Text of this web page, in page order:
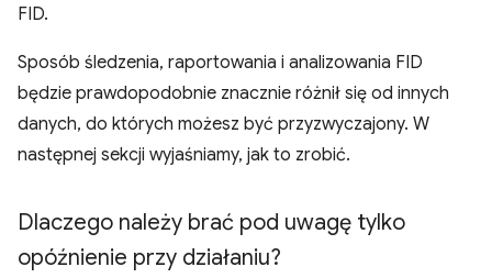
FID.
Sposób śledzenia, raportowania i analizowania FID
będzie prawdopodobnie znacznie różnił się od innych
danych, do których możesz być przyzwyczajony. W
następnej sekcji wyjaśniamy, jak to zrobić.
Dlaczego należy brać pod uwagę tylko
opóźnienie przy działaniu?